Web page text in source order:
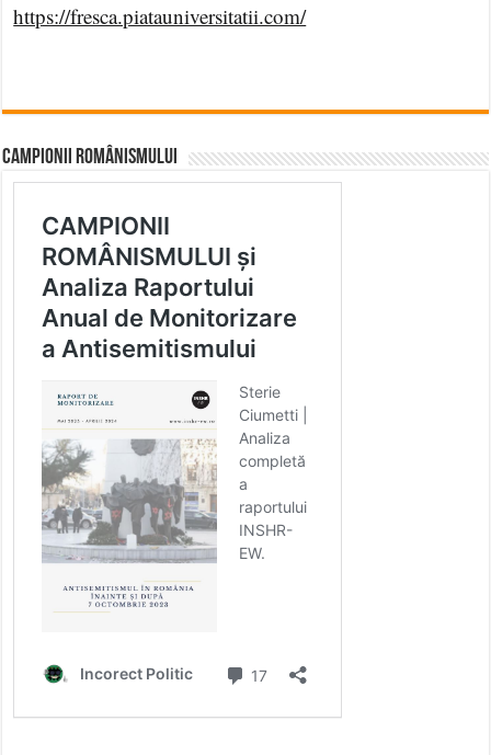
https://fresca.piatauniversitatii.com/
CAMPIONII ROMÂNISMULUI